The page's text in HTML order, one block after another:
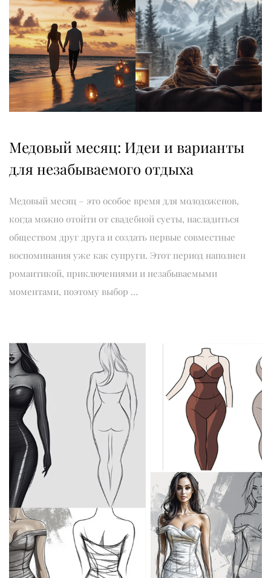
Медовый месяц: Идеи и варианты
для незабываемого отдыха
Медовый месяц – это особое время для молодоженов,
когда можно отойти от свадебной суеты, насладиться
обществом друг друга и создать первые совместные
воспоминания уже как супруги. Этот период наполнен
романтикой, приключениями и незабываемыми
моментами, поэтому выбор …